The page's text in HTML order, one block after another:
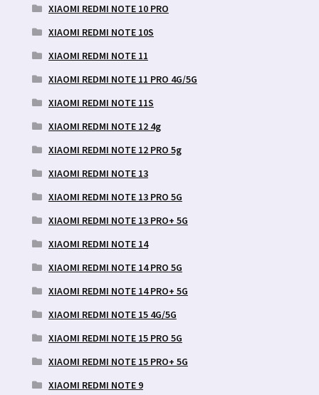
XIAOMI REDMI NOTE 10 PRO
XIAOMI REDMI NOTE 10S
XIAOMI REDMI NOTE 11
XIAOMI REDMI NOTE 11 PRO 4G/5G
XIAOMI REDMI NOTE 11S
XIAOMI REDMI NOTE 12 4g
XIAOMI REDMI NOTE 12 PRO 5g
XIAOMI REDMI NOTE 13
XIAOMI REDMI NOTE 13 PRO 5G
XIAOMI REDMI NOTE 13 PRO+ 5G
XIAOMI REDMI NOTE 14
XIAOMI REDMI NOTE 14 PRO 5G
XIAOMI REDMI NOTE 14 PRO+ 5G
XIAOMI REDMI NOTE 15 4G/5G
XIAOMI REDMI NOTE 15 PRO 5G
XIAOMI REDMI NOTE 15 PRO+ 5G
XIAOMI REDMI NOTE 9